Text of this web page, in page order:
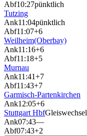
Abf10:27pünktlich
Tutzing
Ank11:04pünktlich
Abf11:07+6
Weilheim(Oberbay)
Ank11:16+6
Abf11:18+5
Murnau
Ank11:41+7
Abf11:43+7
Garmisch-Partenkirchen
Ank12:05+6
Stuttgart HbfGleiswechsel
Ank07:43—
Abf07:43+2